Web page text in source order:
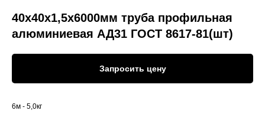
40х40х1,5х6000мм труба профильная
алюминиевая АД31 ГОСТ 8617-81(шт)
Запросить цену
6м - 5,0кг